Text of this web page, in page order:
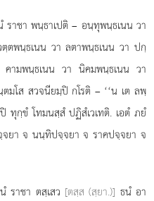
ราชา พนฺธาเปติ – อนฺทุพนฺธเนน วา
ตฺตพนฺธเนน วา ลตาพนฺธเนน วา ปกฺ
คามพนฺธเนน วา นิคมพนฺธเนน วา
โส สวจนียมฺปิ กโรติ – ‘‘น เต ลพฺ
ทุกฺขํ โทมนสฺสํ ปฏิสํเวเทติ. เอตํ ภยํ
ยา จ นนฺทิปจฺจยา จ ราคปจฺจยา จ
ราชา ตสฺเสว [ตสฺส (สฺยา.)] ธนํ อา